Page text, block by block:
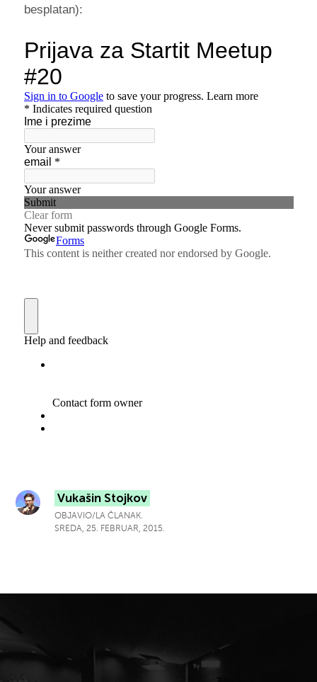
besplatan):
Vukašin Stojkov
OBJAVIO/LA ČLANAK.
SREDA, 25. FEBRUAR, 2015.